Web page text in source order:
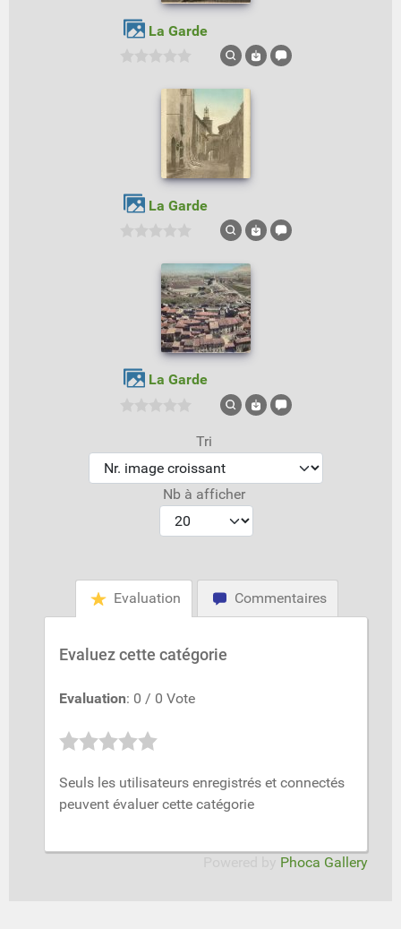
La Garde
La Garde
La Garde
Tri
Nb à afficher
Evaluation Commentaires
Evaluez cette catégorie
Evaluation: 0 / 0 Vote
Seuls les utilisateurs enregistrés et connectés
peuvent évaluer cette catégorie
Phoca Gallery